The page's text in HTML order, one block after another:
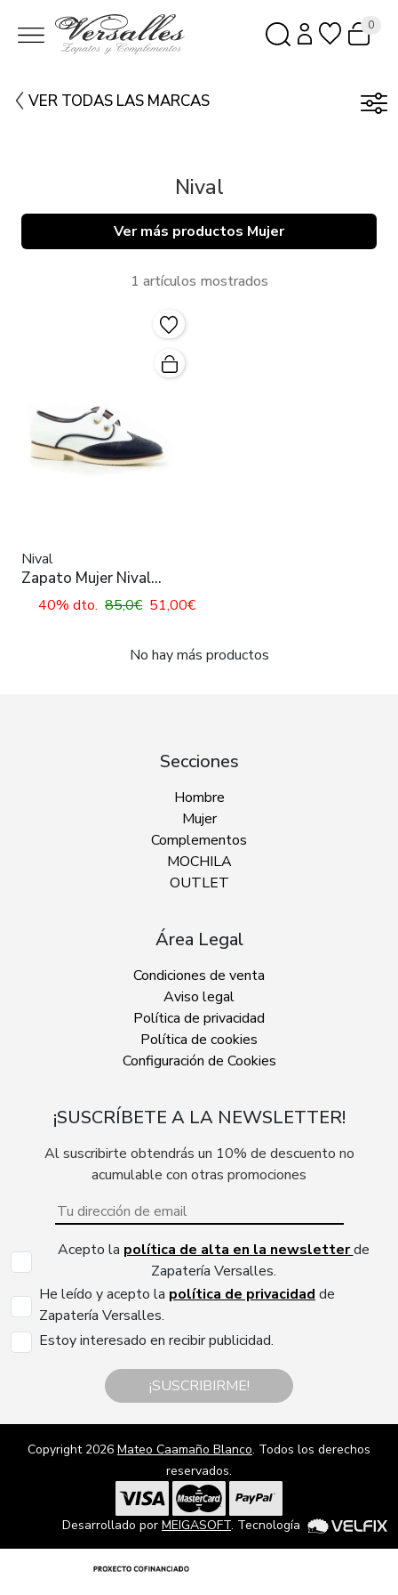
0
VER TODAS LAS MARCAS
Nival
Ver más productos Mujer
1 artículos mostrados
Nival
Zapato Mujer Nival
Noa001 Azul y Blanco
40% dto. 85,0€ 51,00€
No hay más productos
Secciones
Hombre
Mujer
Complementos
MOCHILA
OUTLET
Área Legal
Condiciones de venta
Aviso legal
Política de privacidad
Política de cookies
Configuración de Cookies
¡SUSCRÍBETE A LA NEWSLETTER!
Al suscribirte obtendrás un 10% de descuento no
acumulable con otras promociones
Acepto la política de alta en la newsletterde
Zapatería Versalles.
He leído y acepto la política de privacidad de
Zapatería Versalles.
Estoy interesado en recibir publicidad.
¡SUSCRIBIRME!
Copyright 2026 Mateo Caamaño Blanco. Todos los derechos
reservados.
Desarrollado por MEIGASOFT. Tecnología